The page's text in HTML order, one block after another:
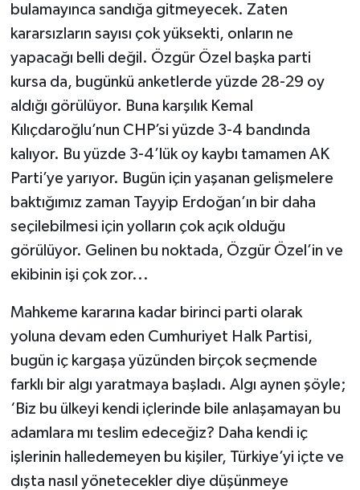
bulamayınca sandığa gitmeyecek. Zaten
kararsızların sayısı çok yüksekti, onların ne
yapacağı belli değil. Özgür Özel başka parti
kursa da, bugünkü anketlerde yüzde 28-29 oy
aldığı görülüyor. Buna karşılık Kemal
Kılıçdaroğlu’nun CHP’si yüzde 3-4 bandında
kalıyor. Bu yüzde 3-4’lük oy kaybı tamamen AK
Parti’ye yarıyor. Bugün için yaşanan gelişmelere
baktığımız zaman Tayyip Erdoğan’ın bir daha
seçilebilmesi için yolların çok açık olduğu
görülüyor. Gelinen bu noktada, Özgür Özel’in ve
ekibinin işi çok zor...
Mahkeme kararına kadar birinci parti olarak
yoluna devam eden Cumhuriyet Halk Partisi,
bugün iç kargaşa yüzünden birçok seçmende
farklı bir algı yaratmaya başladı. Algı aynen şöyle;
‘Biz bu ülkeyi kendi içlerinde bile anlaşamayan bu
adamlara mı teslim edeceğiz? Daha kendi iç
işlerinin halledemeyen bu kişiler, Türkiye’yi içte ve
dışta nasıl yönetecekler diye düşünmeye